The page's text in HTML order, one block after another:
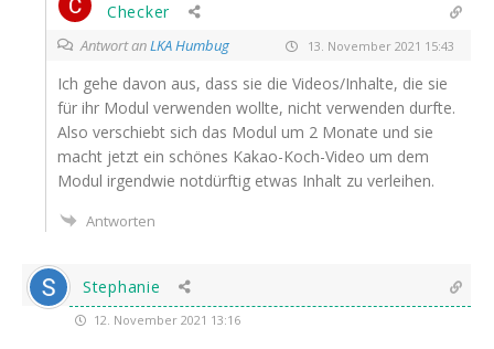
Checker
Antwort anLKA Humbug 13. November 2021 15:43
Ich gehe davon aus, dass sie die Videos/Inhalte, die sie
für ihr Modul ver­wen­den woll­te, nicht ver­wen­den durf­te.
Also ver­schiebt sich das Modul um 2 Mona­te und sie
macht jetzt ein schö­nes Kakao-Koch-Video um dem
Modul irgend­wie not­dürf­tig etwas Inhalt zu verleihen.
Antworten
Stephanie
12. November 2021 13:16